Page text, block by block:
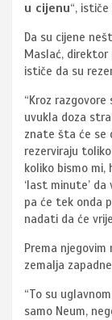
u cijenu“, ističe
Da su cijene
Maslać, direktor
ističe da su
“Kroz
uvukla doza
znate šta će se
rezerviraju
koliko bismo
‘last minute’
pa će tek onda
nadati da će
Prema
zemalja
“To su
samo Neum,